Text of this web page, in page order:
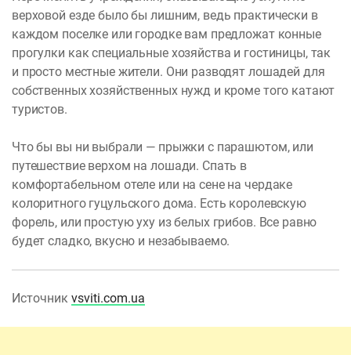
верховой езде было бы лишним, ведь практически в
каждом поселке или городке вам предложат конные
прогулки как специальные хозяйства и гостиницы, так
и просто местные жители. Они разводят лошадей для
собственных хозяйственных нужд и кроме того катают
туристов.
Что бы вы ни выбрали — прыжки с парашютом, или
путешествие верхом на лошади. Спать в
комфортабельном отеле или на сене на чердаке
колоритного гуцульского дома. Есть королевскую
форель, или простую уху из белых грибов. Все равно
будет сладко, вкусно и незабываемо.
Источник vsviti.com.ua